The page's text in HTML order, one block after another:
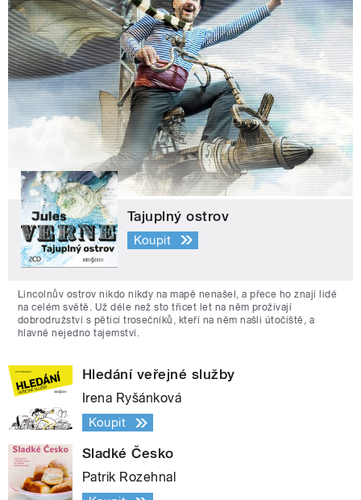
Tajuplný ostrov
Koupit
Lincolnův ostrov nikdo nikdy na mapě nenašel, a přece ho znají lidé
na celém světě. Už déle než sto třicet let na něm prožívají
dobrodružství s pěticí trosečníků, kteří na něm našli útočiště, a
hlavně nejedno tajemství.
Hledání veřejné služby
Irena Ryšánková
Koupit
Sladké Česko
Patrik Rozehnal